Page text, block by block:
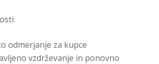
odmerjanje za kupce
vzdrževanje in ponovno